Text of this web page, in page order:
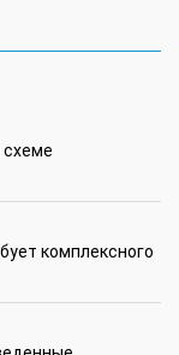
комплексного